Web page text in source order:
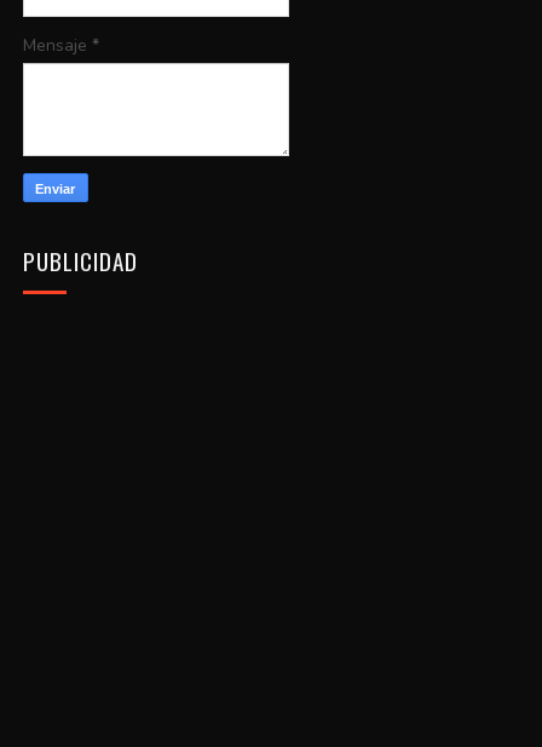
Mensaje *
PUBLICIDAD